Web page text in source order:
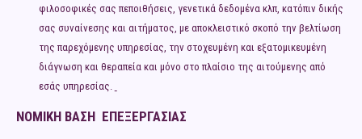
φιλοσοφικές σας πεποιθήσεις, γενετικά δεδομένα κλπ, κατόπιν δικής
σας συναίνεσης και αιτήματος, με αποκλειστικό σκοπό την βελτίωση
της παρεχόμενης υπηρεσίας, την στοχευμένη και εξατομικευμένη
διάγνωση και θεραπεία και μόνο στο πλαίσιο της αιτούμενης από
εσάς υπηρεσίας.
ΝΟΜΙΚΗ ΒΑΣΗ ΕΠΕΞΕΡΓΑΣΙΑΣ